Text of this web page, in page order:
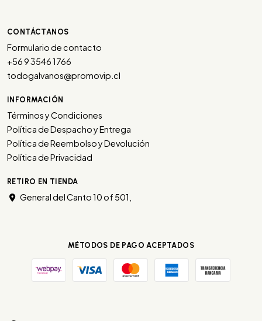
CONTÁCTANOS
Formulario de contacto
+56 9 3546 1766
todogalvanos@promovip.cl
INFORMACIÓN
Términos y Condiciones
Política de Despacho y Entrega
Política de Reembolso y Devolución
Política de Privacidad
RETIRO EN TIENDA
General del Canto 10 of 501,
MÉTODOS DE PAGO ACEPTADOS